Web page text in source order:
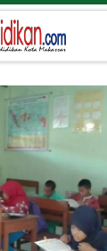
meningkatkan
Negeri Karuwisi I
berlangsung.
selama pesantren